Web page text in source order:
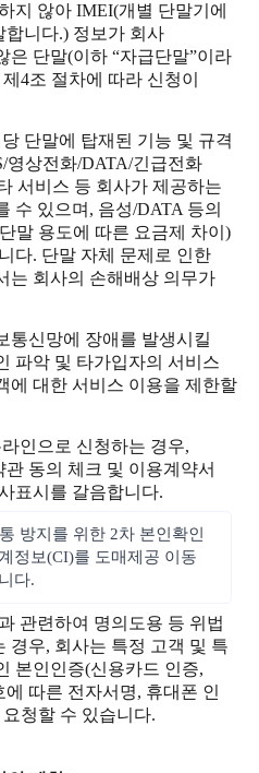
지 않아 IMEI(개별 단말기에
니다.) 정보가 회사
은 단말(이하 “자급단말”이라
4조 절차에 따라 신청이
단말에 탑재된 기능 및 규격
영상전화/DATA/긴급전화
서비스 등 회사가 제공하는
수 있으며, 음성/DATA 등의
말 용도에 따른 요금제 차이)
다. 단말 자체 문제로 인한
는 회사의 손해배상 의무가
신망에 장애를 발생시킬
파악 및 타가입자의 서비스
에 대한 서비스 이용을 제한할
인으로 신청하는 경우,
동의 체크 및 이용계약서
표시를 갈음합니다.
방지를 위한 2차 본인확인
정보(CI)를 도매제공 이동
다.
관련하여 명의도용 등 위법
경우, 회사는 특정 고객 및 특
본인인증(신용카드 인증,
에 따른 전자서명, 휴대폰 인
청할 수 있습니다.